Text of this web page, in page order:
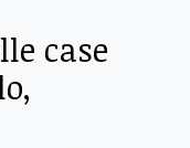
case